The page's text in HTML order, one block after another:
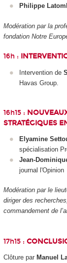
Philippe
Modération par la
fondation Notre
16h :
Intervention de
Havas Group.
16h15 :
STRATÉGIQUES
Elyamine
spécialisation
Jean-
journal l'Opinion
Modération par le
diriger des
commandement de
17h15 :
Clôture par Manuel